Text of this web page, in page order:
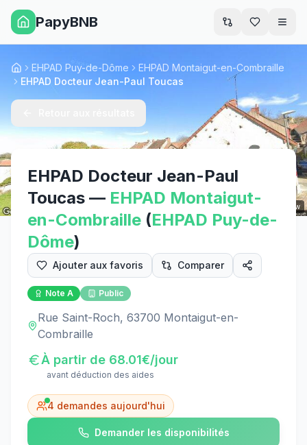
PapyBNB
Street View
AccueilEHPAD Puy-de-Dôme
EHPAD Montaigut-en-Combraille
EHPAD Docteur Jean-Paul Toucas
EHPAD Docteur Jean-Paul
Toucas — EHPAD Montaigut-
en-Combraille (EHPAD Puy-de-
Dôme)
Ajouter aux favoris Comparer
Note A Public
Rue Saint-Roch, 63700 Montaigut-en-
Combraille
À partir de 68.01€/jour
avant déduction des aides
4 demandes aujourd'hui
Demander les disponibilités